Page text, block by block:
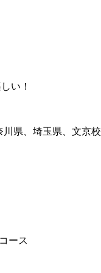
い！
県、埼玉県、文京校
ース